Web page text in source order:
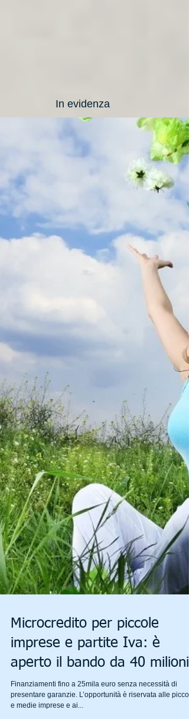
In evidenza
Microcredito per piccole
imprese e partite Iva: è
aperto il bando da 40 milioni
Finanziamenti fino a 25mila euro senza necessità di